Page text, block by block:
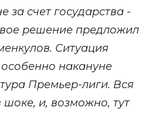
за счет государства -
решение предложил
Ситуация
накануне
Премьер-лиги. Вся
и, возможно, тут